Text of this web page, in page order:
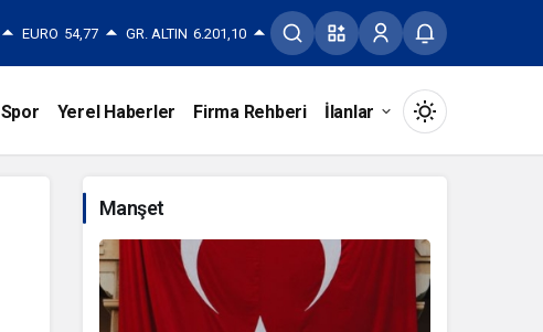
EURO 54,77 GR. ALTIN 6.201,10
Spor Yerel Haberler Firma Rehberi İlanlar
Mod
Gündüz Modu
Gündüz modunu seçin.
Manşet